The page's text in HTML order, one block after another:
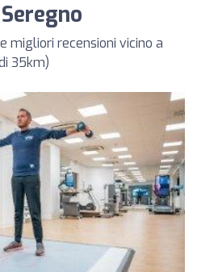
migliori recensioni vicino a
35km)